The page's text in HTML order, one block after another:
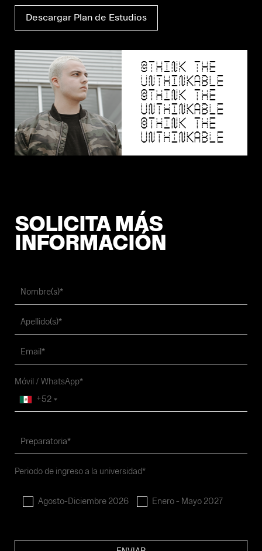
Descargar Plan de Estudios
©THINK THE
UNTHINKABLE
©THINK THE
UNTHINKABLE
©THINK THE
UNTHINKABLE
SOLICITA MÁS
INFORMACIÓN
Móvil / WhatsApp*
+52
Periodo de ingreso a la universidad*
Agosto-Diciembre 2026 Enero - Mayo 2027